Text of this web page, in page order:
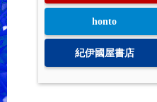
honto
紀伊國屋書店